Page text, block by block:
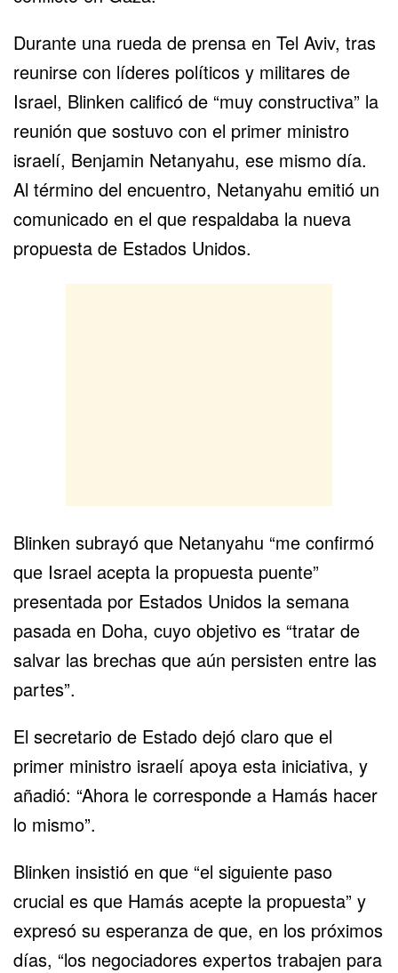
Durante una rueda de prensa en Tel Aviv, tras
reunirse con líderes políticos y militares de
Israel, Blinken calificó de “muy constructiva” la
reunión que sostuvo con el primer ministro
israelí, Benjamin Netanyahu, ese mismo día.
Al término del encuentro, Netanyahu emitió un
comunicado en el que respaldaba la nueva
propuesta de Estados Unidos.
Blinken subrayó que Netanyahu “me confirmó
que Israel acepta la propuesta puente”
presentada por Estados Unidos la semana
pasada en Doha, cuyo objetivo es “tratar de
salvar las brechas que aún persisten entre las
partes”.
El secretario de Estado dejó claro que el
primer ministro israelí apoya esta iniciativa, y
añadió: “Ahora le corresponde a Hamás hacer
lo mismo”.
Blinken insistió en que “el siguiente paso
crucial es que Hamás acepte la propuesta” y
expresó su esperanza de que, en los próximos
días, “los negociadores expertos trabajen para